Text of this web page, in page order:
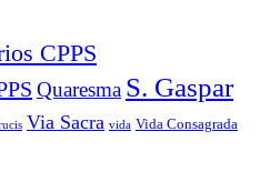
CPPS
Quaresma S. Gaspar
Via Sacra vida Vida Consagrada